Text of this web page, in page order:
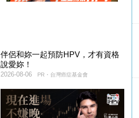
伴侶和妳一起預防HPV，才有資格
說愛妳！
PR・台灣癌症基金會
2026-08-06